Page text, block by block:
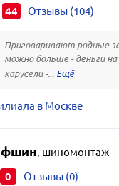
44 Отзывы (104)
Приговаривают родные
можно больше - деньги
карусели -...
в Москве
, шиномонтаж
0 Отзывы (0)